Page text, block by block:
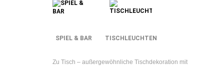
SPIEL & BAR TISCHLEUCHTEN
Zu Tisch – außergewöhnliche Tischdekoration mit